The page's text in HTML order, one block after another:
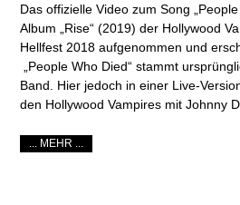
Das offizielle Video zum Song
Album „Rise“ (2019) der Hollywood
Hellfest 2018 aufgenommen und
„People Who Died“ stammt
Band. Hier jedoch in einer Live-
den Hollywood Vampires mit Johnny
... MEHR ...